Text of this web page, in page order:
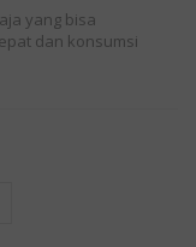
yang bisa
dan konsumsi